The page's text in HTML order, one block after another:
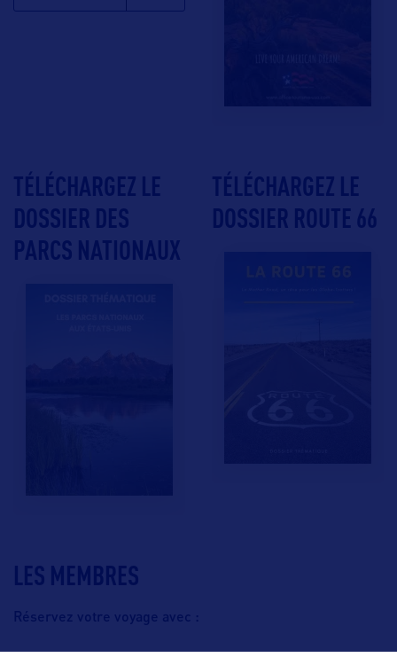
LES MEMBRES
Réservez votre voyage avec :
TÉLÉCHARGEZ LE
DOSSIER DES
PARCS NATIONAUX
TÉLÉCHARGEZ LE
DOSSIER ROUTE 66